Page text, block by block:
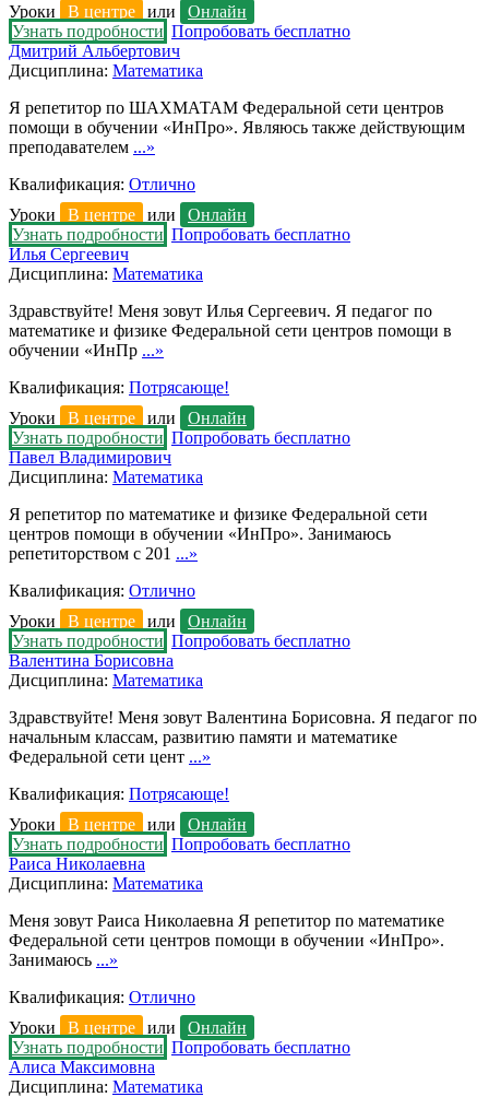
Уроки
В центре или
Онлайн
Узнать подробности Попробовать бесплатно
Дмитрий Альбертович
Дисциплина: Математика
Я репетитор по ШАХМАТАМ Федеральной сети центров
помощи в обучении «ИнПро». Являюсь также действующим
преподавателем ...»
Квалификация: Отлично
Уроки
В центре или
Онлайн
Узнать подробности Попробовать бесплатно
Илья Сергеевич
Дисциплина: Математика
Здравствуйте! Меня зовут Илья Сергеевич. Я педагог по
математике и физике Федеральной сети центров помощи в
обучении «ИнПр ...»
Квалификация: Потрясающе!
Уроки
В центре или
Онлайн
Узнать подробности Попробовать бесплатно
Павел Владимирович
Дисциплина: Математика
Я репетитор по математике и физике Федеральной сети
центров помощи в обучении «ИнПро». Занимаюсь
репетиторством с 201 ...»
Квалификация: Отлично
Уроки
В центре или
Онлайн
Узнать подробности Попробовать бесплатно
Валентина Борисовна
Дисциплина: Математика
Здравствуйте! Меня зовут Валентина Борисовна. Я педагог по
начальным классам, развитию памяти и математике
Федеральной сети цент ...»
Квалификация: Потрясающе!
Уроки
В центре или
Онлайн
Узнать подробности Попробовать бесплатно
Раиса Николаевна
Дисциплина: Математика
Меня зовут Раиса Николаевна Я репетитор по математике
Федеральной сети центров помощи в обучении «ИнПро».
Занимаюсь ...»
Квалификация: Отлично
Уроки
В центре или
Онлайн
Узнать подробности Попробовать бесплатно
Алиса Максимовна
Дисциплина: Математика